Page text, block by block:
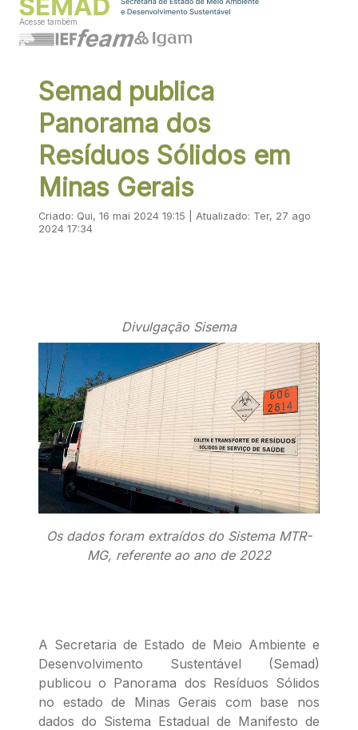
Acesse também
Semad publica
Panorama dos
Resíduos Sólidos em
Minas Gerais
Criado: Qui, 16 mai 2024 19:15 | Atualizado: Ter, 27 ago
2024 17:34
Divulgação Sisema
Os dados foram extraídos do Sistema MTR-
MG, referente ao ano de 2022
A Secretaria de Estado de Meio Ambiente e
Desenvolvimento Sustentável (Semad)
publicou o Panorama dos Resíduos Sólidos
no estado de Minas Gerais com base nos
dados do Sistema Estadual de Manifesto de